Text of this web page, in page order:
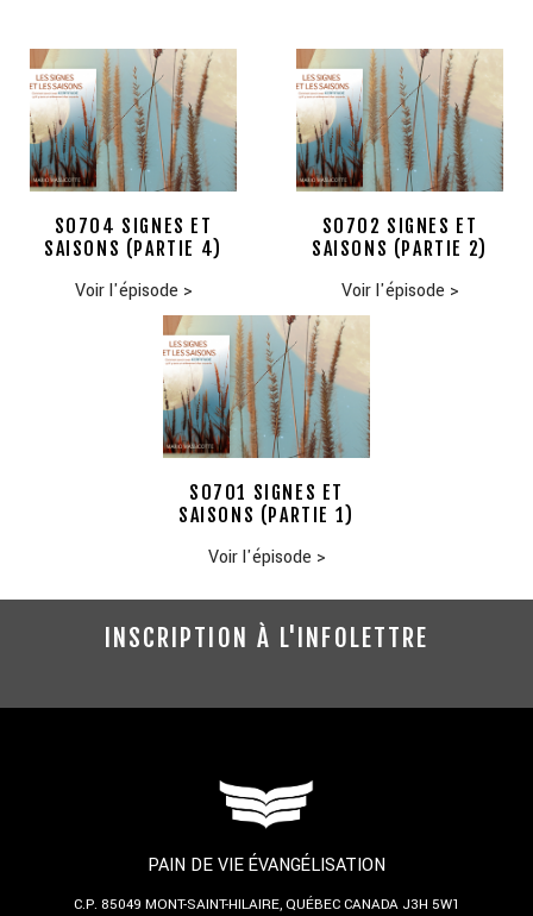
S0704 SIGNES ET
SAISONS (PARTIE 4)
Voir l'épisode >
S0702 SIGNES ET
SAISONS (PARTIE 2)
Voir l'épisode >
S0701 SIGNES ET
SAISONS (PARTIE 1)
Voir l'épisode >
INSCRIPTION À L'INFOLETTRE
PAIN DE VIE ÉVANGÉLISATION
C.P. 85049 MONT-SAINT-HILAIRE, QUÉBECCANADA J3H 5W1